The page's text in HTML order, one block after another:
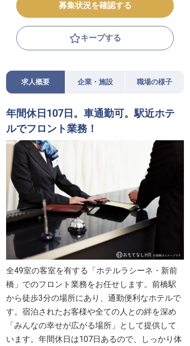
募集状況を確認する
キープする
求人概要 企業・施設 職場の様子
年間休日107日。車通勤可。駅近ホテ
ルでフロント業務！
全49室の客室を有する「ホテルラシーネ・新前
橋」でのフロント業務をお任せします。前橋駅
から徒歩3分の場所にあり、通勤便利なホテルで
す。宿泊されたお客様や全ての人との絆を深め
「みんなの幸せが広がる場所」として提供して
います。年間休日は107日あるので、しっかり体